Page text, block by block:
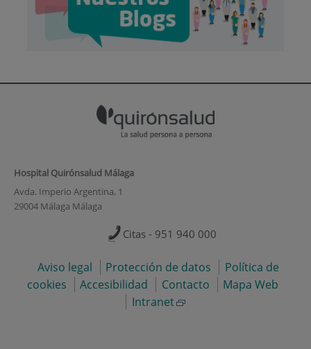
Hospital Quirónsalud Málaga
Avda. Imperio Argentina, 1
29004 Málaga Málaga
Citas - 951 940 000
Aviso legal Protección de datos
Política de
cookies
Accesibilidad Contacto
Mapa Web
Intranet